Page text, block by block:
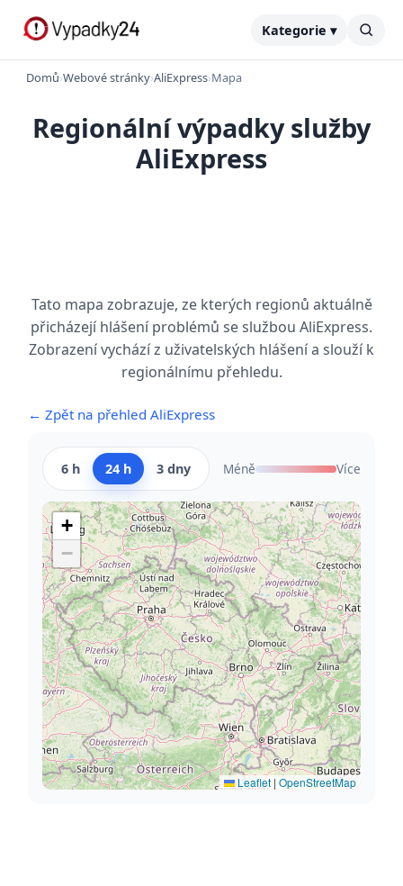
Kategorie ▾
Domů›Webové stránky›AliExpress›Mapa
Regionální výpadky služby
AliExpress
Tato mapa zobrazuje, ze kterých regionů aktuálně
přicházejí hlášení problémů se službou AliExpress.
Zobrazení vychází z uživatelských hlášení a slouží k
regionálnímu přehledu.
← Zpět na přehled AliExpress
6 h 24 h 3 dny Méně Více
+
−
Leaflet | OpenStreetMap